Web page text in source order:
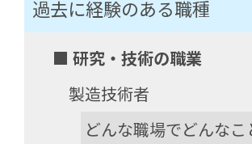
過去に経験のある職種
■ 研究・技術の職業
製造技術者
どんな職場でどんな